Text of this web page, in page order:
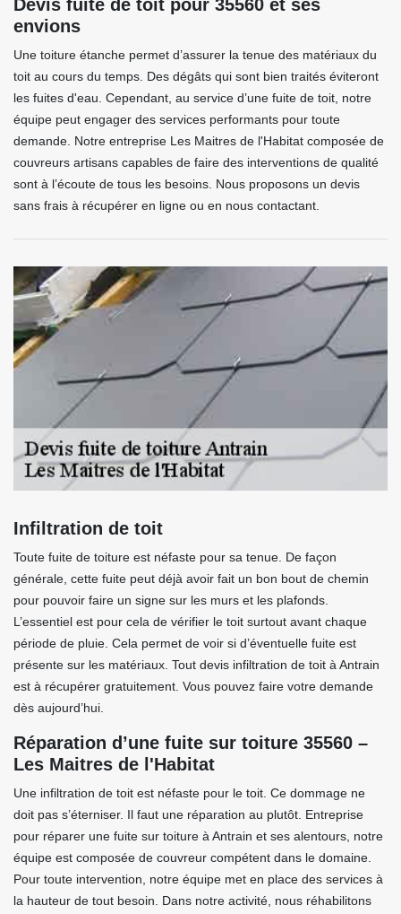
Devis fuite de toit pour 35560 et ses
envions
Une toiture étanche permet d’assurer la tenue des matériaux du
toit au cours du temps. Des dégâts qui sont bien traités éviteront
les fuites d'eau. Cependant, au service d’une fuite de toit, notre
équipe peut engager des services performants pour toute
demande. Notre entreprise Les Maitres de l'Habitat composée de
couvreurs artisans capables de faire des interventions de qualité
sont à l’écoute de tous les besoins. Nous proposons un devis
sans frais à récupérer en ligne ou en nous contactant.
Infiltration de toit
Toute fuite de toiture est néfaste pour sa tenue. De façon
générale, cette fuite peut déjà avoir fait un bon bout de chemin
pour pouvoir faire un signe sur les murs et les plafonds.
L’essentiel est pour cela de vérifier le toit surtout avant chaque
période de pluie. Cela permet de voir si d’éventuelle fuite est
présente sur les matériaux. Tout devis infiltration de toit à Antrain
est à récupérer gratuitement. Vous pouvez faire votre demande
dès aujourd’hui.
Réparation d’une fuite sur toiture 35560 –
Les Maitres de l'Habitat
Une infiltration de toit est néfaste pour le toit. Ce dommage ne
doit pas s’éterniser. Il faut une réparation au plutôt. Entreprise
pour réparer une fuite sur toiture à Antrain et ses alentours, notre
équipe est composée de couvreur compétent dans le domaine.
Pour toute intervention, notre équipe met en place des services à
la hauteur de tout besoin. Dans notre activité, nous réhabilitons